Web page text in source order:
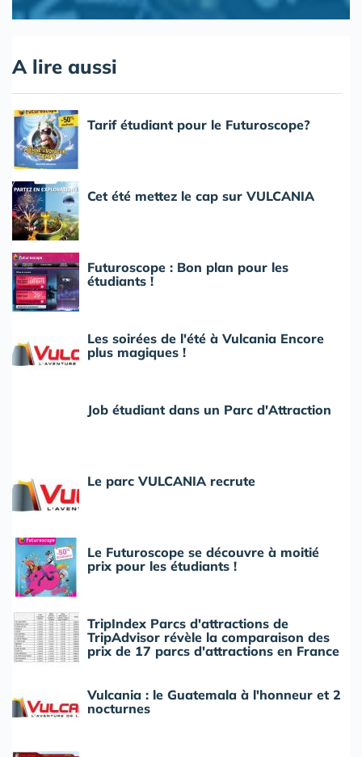
A lire aussi
Tarif étudiant pour le Futuroscope?
Cet été mettez le cap sur VULCANIA
Futuroscope : Bon plan pour les
étudiants !
Les soirées de l'été à Vulcania Encore
plus magiques !
Job étudiant dans un Parc d'Attraction
Le parc VULCANIA recrute
Le Futuroscope se découvre à moitié
prix pour les étudiants !
TripIndex Parcs d'attractions de
TripAdvisor révèle la comparaison des
prix de 17 parcs d'attractions en France
Vulcania : le Guatemala à l'honneur et 2
nocturnes